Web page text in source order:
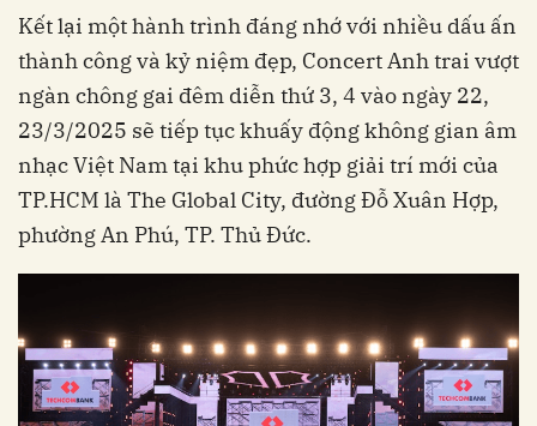
Kết lại một hành trình đáng nhớ với nhiều dấu ấn
thành công và kỷ niệm đẹp, Concert Anh trai vượt
ngàn chông gai đêm diễn thứ 3, 4 vào ngày 22,
23/3/2025 sẽ tiếp tục khuấy động không gian âm
nhạc Việt Nam tại khu phức hợp giải trí mới của
TP.HCM là The Global City, đường Đỗ Xuân Hợp,
phường An Phú, TP. Thủ Đức.